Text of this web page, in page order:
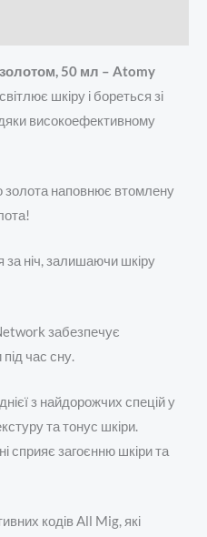
50 мл – Atomy
шкіру і бореться зі
високоефективному
золота наповнює втомлену
за ніч, залишаючи шкіру
забезпечує
час сну.
з найдорожчих спецій у
та тонус шкіри.
сприяє загоєнню шкіри та
кодів All Mig, які